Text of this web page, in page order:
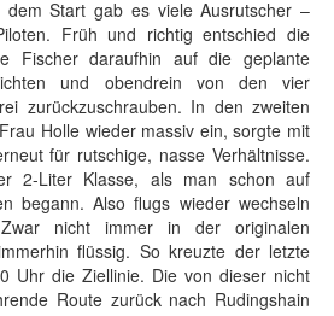
Start gab es viele Ausrutscher –
Früh und richtig entschied die
Fischer daraufhin auf die geplante
und obendrein von den vier
zurückzuschrauben. In den zweiten
Holle wieder massiv ein, sorgte mit
für rutschige, nasse Verhältnisse.
2-Liter Klasse, als man schon auf
begann. Also flugs wieder wechseln
nicht immer in der originalen
flüssig. So kreuzte der letzte
Uhr die Ziellinie. Die von dieser nicht
Route zurück nach Rudingshain